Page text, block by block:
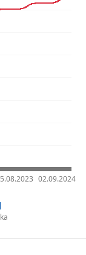
02.09.2024